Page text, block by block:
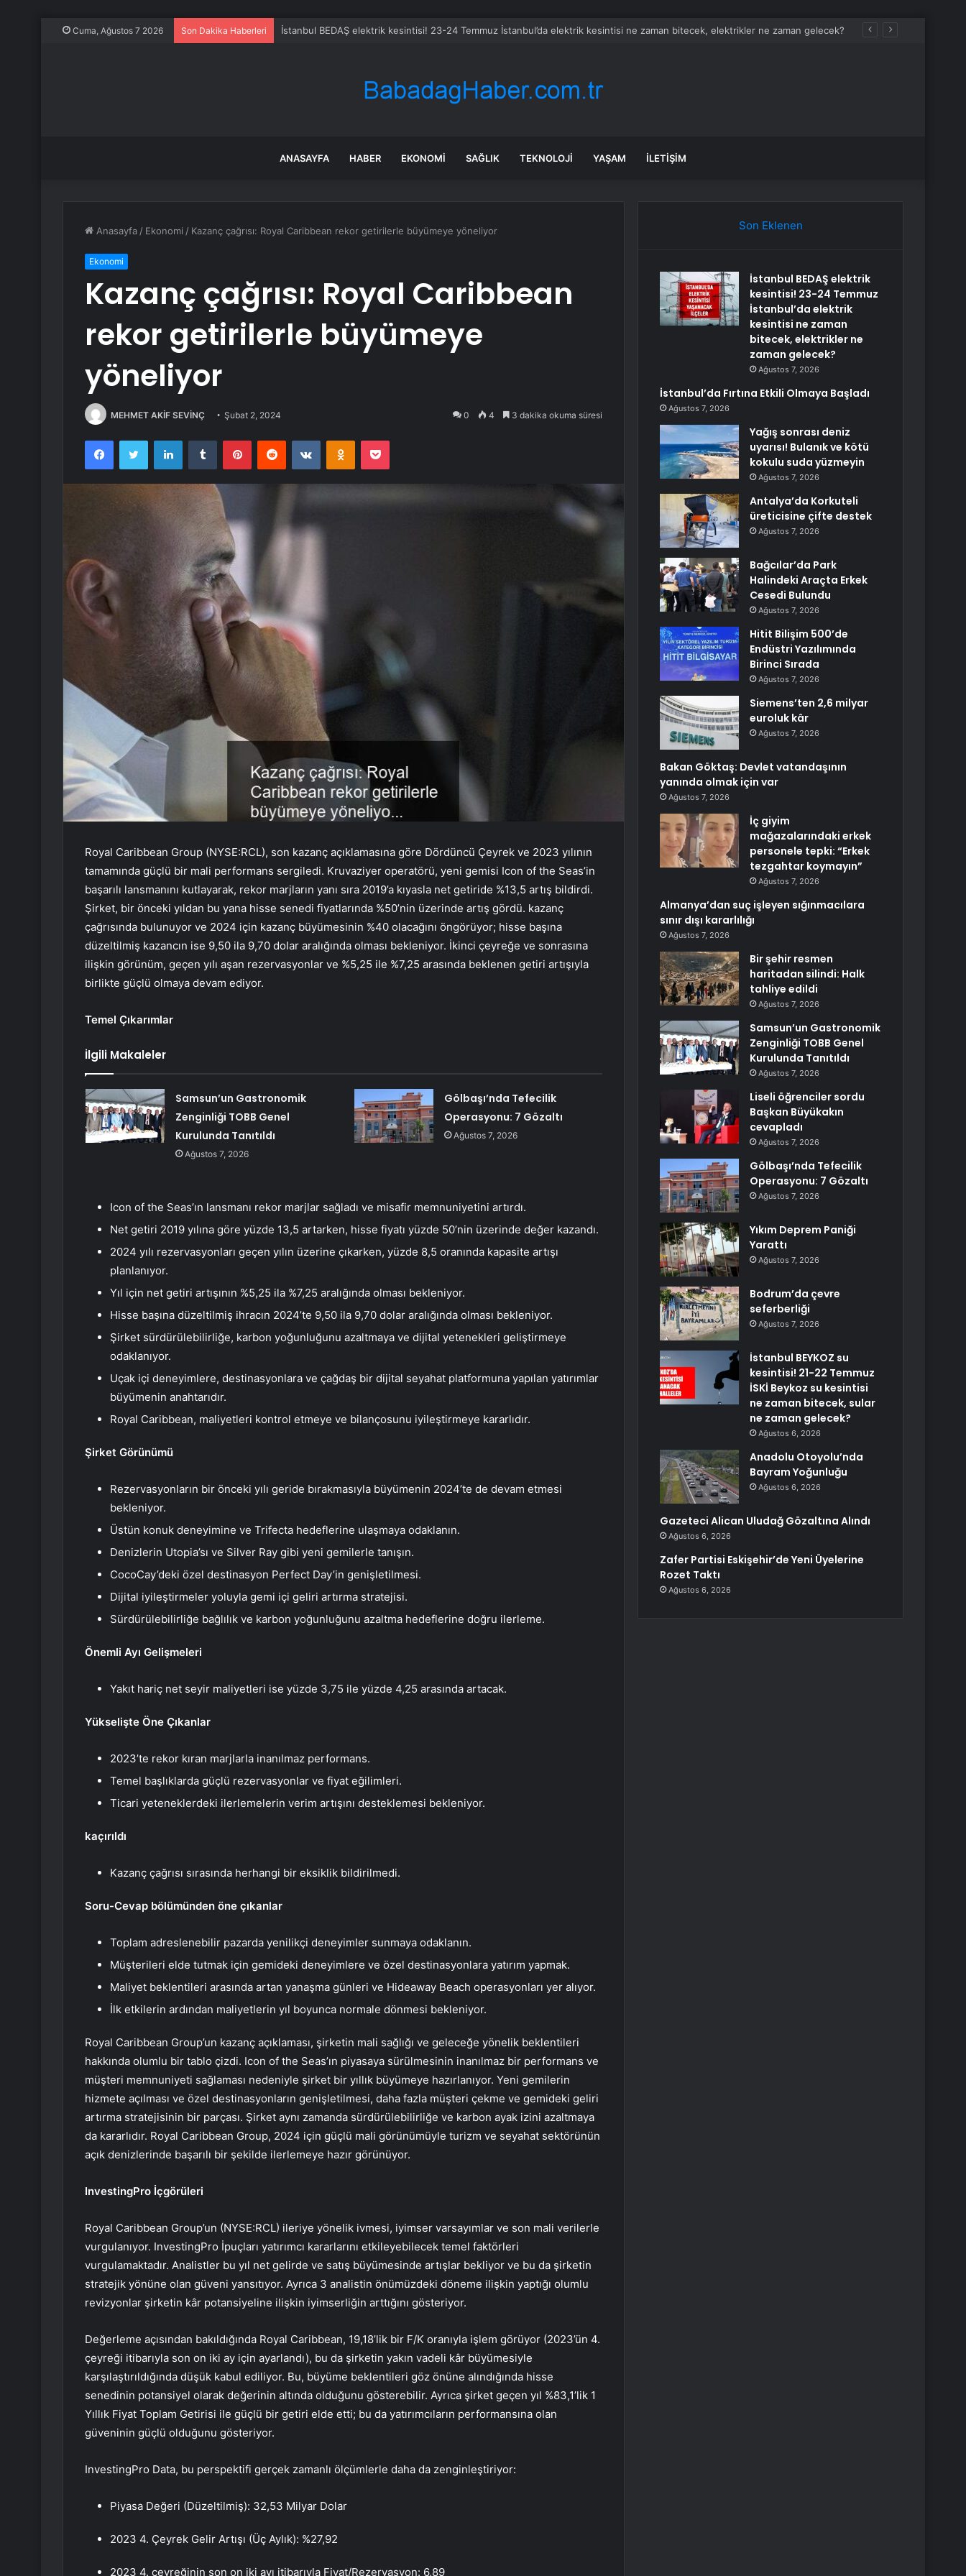
Cuma, Ağustos 7 2026 Son Dakika Haberleri İstanbul’da Fırtına Etkili Olmaya Başladı
ANASAYFA HABER EKONOMI SAĞLIK TEKNOLOJI YAŞAM İLETIŞIM
Anasayfa / Ekonomi / Kazanç çağrısı: Royal Caribbean rekor getirilerle büyümeye yöneliyor
Ekonomi
Kazanç çağrısı: Royal Caribbean
rekor getirilerle büyümeye
yöneliyor
MEHMET AKİF SEVİNÇ Şubat 2, 2024 0 4 3 dakika okuma süresi
FacebookTwitter LinkedInTumblr PinterestReddit VKontakteOdnoklassniki
Pocket
Royal Caribbean Group (NYSE:RCL), son kazanç açıklamasına göre Dördüncü Çeyrek ve 2023 yılının
tamamında güçlü bir mali performans sergiledi. Kruvaziyer operatörü, yeni gemisi Icon of the Seas’in
başarılı lansmanını kutlayarak, rekor marjların yanı sıra 2019’a kıyasla net getiride %13,5 artış bildirdi.
Şirket, bir önceki yıldan bu yana hisse senedi fiyatlarında %50’nin üzerinde artış gördü. kazanç
çağrısında bulunuyor ve 2024 için kazanç büyümesinin %40 olacağını öngörüyor; hisse başına
düzeltilmiş kazancın ise 9,50 ila 9,70 dolar aralığında olması bekleniyor. İkinci çeyreğe ve sonrasına
ilişkin görünüm, geçen yılı aşan rezervasyonlar ve %5,25 ile %7,25 arasında beklenen getiri artışıyla
birlikte güçlü olmaya devam ediyor.
Temel Çıkarımlar
İlgili Makaleler
Samsun’un Gastronomik
Zenginliği TOBB Genel
Kurulunda Tanıtıldı
Ağustos 7, 2026
Gölbaşı’nda Tefecilik
Operasyonu: 7 Gözaltı
Ağustos 7, 2026
Icon of the Seas’ın lansmanı rekor marjlar sağladı ve misafir memnuniyetini artırdı.
Net getiri 2019 yılına göre yüzde 13,5 artarken, hisse fiyatı yüzde 50’nin üzerinde değer kazandı.
2024 yılı rezervasyonları geçen yılın üzerine çıkarken, yüzde 8,5 oranında kapasite artışı
planlanıyor.
Yıl için net getiri artışının %5,25 ila %7,25 aralığında olması bekleniyor.
Hisse başına düzeltilmiş ihracın 2024’te 9,50 ila 9,70 dolar aralığında olması bekleniyor.
Şirket sürdürülebilirliğe, karbon yoğunluğunu azaltmaya ve dijital yetenekleri geliştirmeye
odaklanıyor.
Uçak içi deneyimlere, destinasyonlara ve çağdaş bir dijital seyahat platformuna yapılan yatırımlar
büyümenin anahtarıdır.
Royal Caribbean, maliyetleri kontrol etmeye ve bilançosunu iyileştirmeye kararlıdır.
Şirket Görünümü
Rezervasyonların bir önceki yılı geride bırakmasıyla büyümenin 2024’te de devam etmesi
bekleniyor.
Üstün konuk deneyimine ve Trifecta hedeflerine ulaşmaya odaklanın.
Denizlerin Utopia’sı ve Silver Ray gibi yeni gemilerle tanışın.
CocoCay’deki özel destinasyon Perfect Day’in genişletilmesi.
Dijital iyileştirmeler yoluyla gemi içi geliri artırma stratejisi.
Sürdürülebilirliğe bağlılık ve karbon yoğunluğunu azaltma hedeflerine doğru ilerleme.
Önemli Ayı Gelişmeleri
Yakıt hariç net seyir maliyetleri ise yüzde 3,75 ile yüzde 4,25 arasında artacak.
Yükselişte Öne Çıkanlar
2023’te rekor kıran marjlarla inanılmaz performans.
Temel başlıklarda güçlü rezervasyonlar ve fiyat eğilimleri.
Ticari yeteneklerdeki ilerlemelerin verim artışını desteklemesi bekleniyor.
kaçırıldı
Kazanç çağrısı sırasında herhangi bir eksiklik bildirilmedi.
Soru-Cevap bölümünden öne çıkanlar
Toplam adreslenebilir pazarda yenilikçi deneyimler sunmaya odaklanın.
Müşterileri elde tutmak için gemideki deneyimlere ve özel destinasyonlara yatırım yapmak.
Maliyet beklentileri arasında artan yanaşma günleri ve Hideaway Beach operasyonları yer alıyor.
İlk etkilerin ardından maliyetlerin yıl boyunca normale dönmesi bekleniyor.
Royal Caribbean Group’un kazanç açıklaması, şirketin mali sağlığı ve geleceğe yönelik beklentileri
hakkında olumlu bir tablo çizdi. Icon of the Seas’ın piyasaya sürülmesinin inanılmaz bir performans ve
müşteri memnuniyeti sağlaması nedeniyle şirket bir yıllık büyümeye hazırlanıyor. Yeni gemilerin
hizmete açılması ve özel destinasyonların genişletilmesi, daha fazla müşteri çekme ve gemideki geliri
artırma stratejisinin bir parçası. Şirket aynı zamanda sürdürülebilirliğe ve karbon ayak izini azaltmaya
da kararlıdır. Royal Caribbean Group, 2024 için güçlü mali görünümüyle turizm ve seyahat sektörünün
açık denizlerinde başarılı bir şekilde ilerlemeye hazır görünüyor.
InvestingPro İçgörüleri
Royal Caribbean Group’un (NYSE:RCL) ileriye yönelik ivmesi, iyimser varsayımlar ve son mali verilerle
vurgulanıyor. InvestingPro İpuçları yatırımcı kararlarını etkileyebilecek temel faktörleri
vurgulamaktadır. Analistler bu yıl net gelirde ve satış büyümesinde artışlar bekliyor ve bu da şirketin
stratejik yönüne olan güveni yansıtıyor. Ayrıca 3 analistin önümüzdeki döneme ilişkin yaptığı olumlu
revizyonlar şirketin kâr potansiyeline ilişkin iyimserliğin arttığını gösteriyor.
Değerleme açısından bakıldığında Royal Caribbean, 19,18’lik bir F/K oranıyla işlem görüyor (2023’ün 4.
çeyreği itibarıyla son on iki ay için ayarlandı), bu da şirketin yakın vadeli kâr büyümesiyle
karşılaştırıldığında düşük kabul ediliyor. Bu, büyüme beklentileri göz önüne alındığında hisse
senedinin potansiyel olarak değerinin altında olduğunu gösterebilir. Ayrıca şirket geçen yıl %83,1’lik 1
Yıllık Fiyat Toplam Getirisi ile güçlü bir getiri elde etti; bu da yatırımcıların performansına olan
güveninin güçlü olduğunu gösteriyor.
InvestingPro Data, bu perspektifi gerçek zamanlı ölçümlerle daha da zenginleştiriyor:
Piyasa Değeri (Düzeltilmiş): 32,53 Milyar Dolar
2023 4. Çeyrek Gelir Artışı (Üç Aylık): %27,92
2023 4. çeyreğinin son on iki ayı itibarıyla Fiyat/Rezervasyon: 6,89
Son Eklenen
İstanbul BEDAŞ elektrik
kesintisi! 23-24 Temmuz
İstanbul’da elektrik
kesintisi ne zaman
bitecek, elektrikler ne
zaman gelecek?
Ağustos 7, 2026
İstanbul’da Fırtına Etkili Olmaya Başladı
Ağustos 7, 2026
Yağış sonrası deniz
uyarısı! Bulanık ve kötü
kokulu suda yüzmeyin
Ağustos 7, 2026
Antalya’da Korkuteli
üreticisine çifte destek
Ağustos 7, 2026
Bağcılar’da Park
Halindeki Araçta Erkek
Cesedi Bulundu
Ağustos 7, 2026
Hitit Bilişim 500’de
Endüstri Yazılımında
Birinci Sırada
Ağustos 7, 2026
Siemens’ten 2,6 milyar
euroluk kâr
Ağustos 7, 2026
Bakan Göktaş: Devlet vatandaşının
yanında olmak için var
Ağustos 7, 2026
İç giyim
mağazalarındaki erkek
personele tepki: “Erkek
tezgahtar koymayın”
Ağustos 7, 2026
Almanya’dan suç işleyen sığınmacılara
sınır dışı kararlılığı
Ağustos 7, 2026
Bir şehir resmen
haritadan silindi: Halk
tahliye edildi
Ağustos 7, 2026
Samsun’un Gastronomik
Zenginliği TOBB Genel
Kurulunda Tanıtıldı
Ağustos 7, 2026
Liseli öğrenciler sordu
Başkan Büyükakın
cevapladı
Ağustos 7, 2026
Gölbaşı’nda Tefecilik
Operasyonu: 7 Gözaltı
Ağustos 7, 2026
Yıkım Deprem Paniği
Yarattı
Ağustos 7, 2026
Bodrum’da çevre
seferberliği
Ağustos 7, 2026
İstanbul BEYKOZ su
kesintisi! 21-22 Temmuz
İSKİ Beykoz su kesintisi
ne zaman bitecek, sular
ne zaman gelecek?
Ağustos 6, 2026
Anadolu Otoyolu’nda
Bayram Yoğunluğu
Ağustos 6, 2026
Gazeteci Alican Uludağ Gözaltına Alındı
Ağustos 6, 2026
Zafer Partisi Eskişehir’de Yeni Üyelerine
Rozet Taktı
Ağustos 6, 2026